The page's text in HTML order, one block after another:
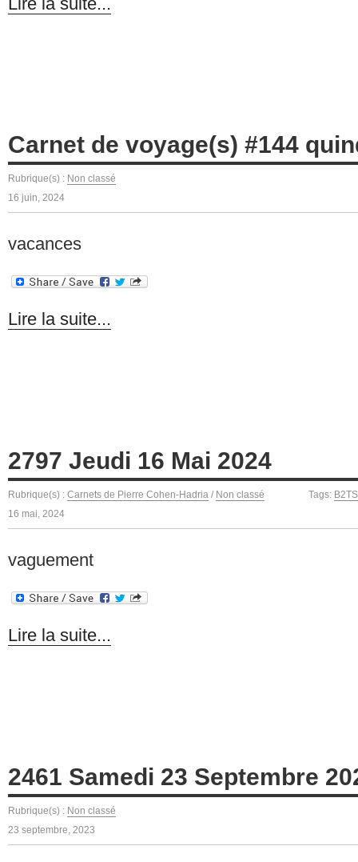
Carnet de voyage(s) #144
Rubrique(s) : Non classé
16 juin, 2024
vacances
Lire la suite...
2797 Jeudi 16 Mai 2024
Rubrique(s) : Carnets de Pierre Cohen-Hadria / Non classé Tags: B2TS
16 mai, 2024
vaguement
Lire la suite...
2461 Samedi 23 Septembre
Rubrique(s) : Non classé
23 septembre, 2023